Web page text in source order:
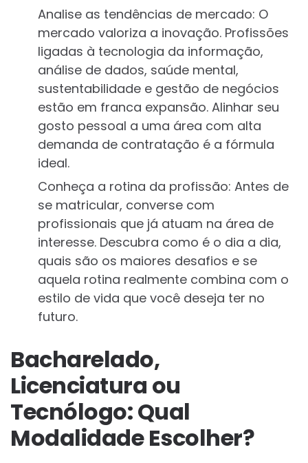
Analise as tendências de mercado: O
mercado valoriza a inovação. Profissões
ligadas à tecnologia da informação,
análise de dados, saúde mental,
sustentabilidade e gestão de negócios
estão em franca expansão. Alinhar seu
gosto pessoal a uma área com alta
demanda de contratação é a fórmula
ideal.
Conheça a rotina da profissão: Antes de
se matricular, converse com
profissionais que já atuam na área de
interesse. Descubra como é o dia a dia,
quais são os maiores desafios e se
aquela rotina realmente combina com o
estilo de vida que você deseja ter no
futuro.
Bacharelado,
Licenciatura ou
Tecnólogo: Qual
Modalidade Escolher?